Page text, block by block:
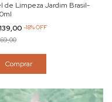
de Limpeza Jardim Brasil-
-18%OFF
Comprar